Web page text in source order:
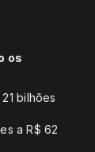
os
bilhões
a R$ 62